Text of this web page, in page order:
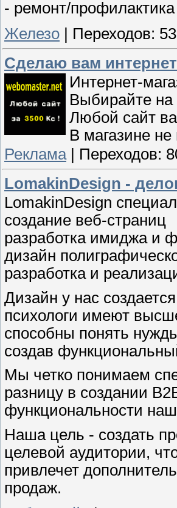
- ремонт/
Железо
Переходов:
Сделаю вам
Интернет-
Выбирайте на
Любой сайт
В магазине
Реклама| Переходов:
LomakinDesign -
LomakinDesign
создание веб-страниц
разработка имиджа и
дизайн
разработка и
Дизайн у нас
психологи имеют
способны понять
создав
Мы четко понимаем
разницу в создании
функциональности
Наша цель - создать
целевой аудитории,
привлечет
продаж.